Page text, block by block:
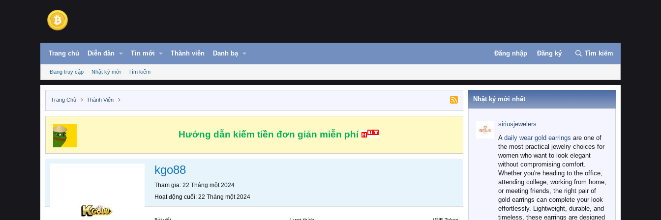
Trang chủ Diễn đàn Tin mới Thành viên Danh bạ Đăng nhập Đăng ký Tìm kiếm
Đang truy cập Nhật ký mới Tìm kiếm
Trang Chủ Thành Viên
Hướng dẫn kiếm tiền đơn giản miễn phí
kgo88
Tham gia 22 Tháng một 2024
Hoạt động cuối 22 Tháng một 2024
Nhật ký mới nhất
siriusjewelers
A daily wear gold earrings are one of
the most practical jewelry choices for
women who want to look elegant
without compromising comfort.
Whether you're heading to the office,
attending college, working from home,
or meeting friends, the right pair of
gold earrings can complete your look
effortlessly. Lightweight, durable, and
timeless, these earrings are designed